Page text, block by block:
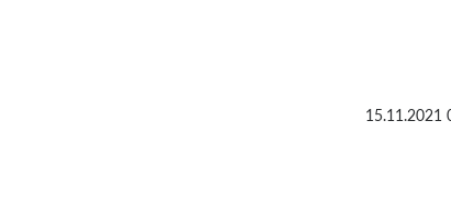
15.11.2021